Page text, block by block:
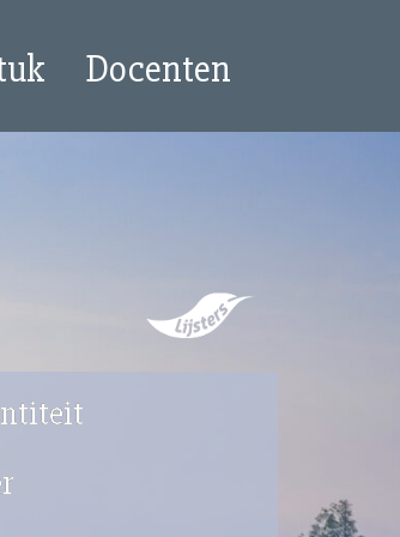
Docenten